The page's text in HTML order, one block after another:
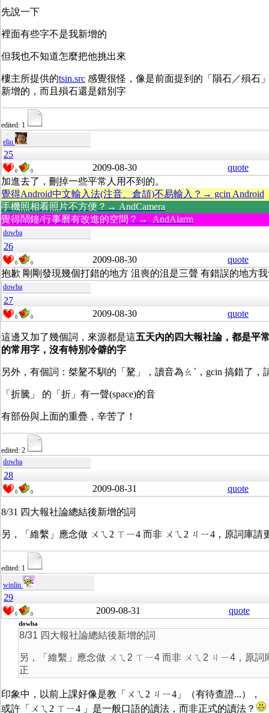
先說一下
裡面有些字不是我新增的
但我也不知道怎麼把他挑出來
樓主所提供的tsin.src 感覺很怪，像是前面提到的「隕石／殞石
新增的，而且殞石還是錯別字
edited: 1
eliu
25
0 0 2009-08-30
quote
加進去了，刪掉一些平常人用不到的。
覺得Android中文輸入法(注音、倉頡)不易輸入？→ gcin Android
手機照相看照片不方便？→ AndCamera
覺得鬧鐘/行事曆有改進的空間？→ AndAlarm
dowba
26
0 0 2009-08-30
quote
抱歉 剛剛發現幾個打錯的地方 沮喪的沮是三聲 有錯誤的地方
dowba
27
0 0 2009-08-30 quote
這邊又加了幾個詞，來源都是這五天內的四大報社論，都是平
的常用字，沒有特別冷僻的字
另外，有個詞 ：桀驁不馴的「驁」，讀音為ㄠˋ，gcin 搞錯了，
「折騰」 的「折」有一聲(space)的音
有部份與上面的重疊，辛苦了！
edited: 2
dowba
28
0 0 2009-08-31 quote
8/31 四大報社論總結後新增的詞
另，「維繫」應念做 ㄨㄟ2 ㄒㄧ4 而非 ㄨㄟ2 ㄐㄧ4，原詞庫請
edited: 1
winlin
29
0 0 2009-08-31 quote
dowba
8/31 四大報社論總結後新增的詞
另，「維繫」應念做 ㄨㄟ2 ㄒㄧ4 而非 ㄨㄟ2 ㄐㄧ4，原詞
正
印象中，以前上課好像是教「ㄨㄟ2 ㄐㄧ4」（有待查證...），
或許「ㄨㄟ2 ㄒㄧ4 」是一般口語的讀法，而非正式的讀法？